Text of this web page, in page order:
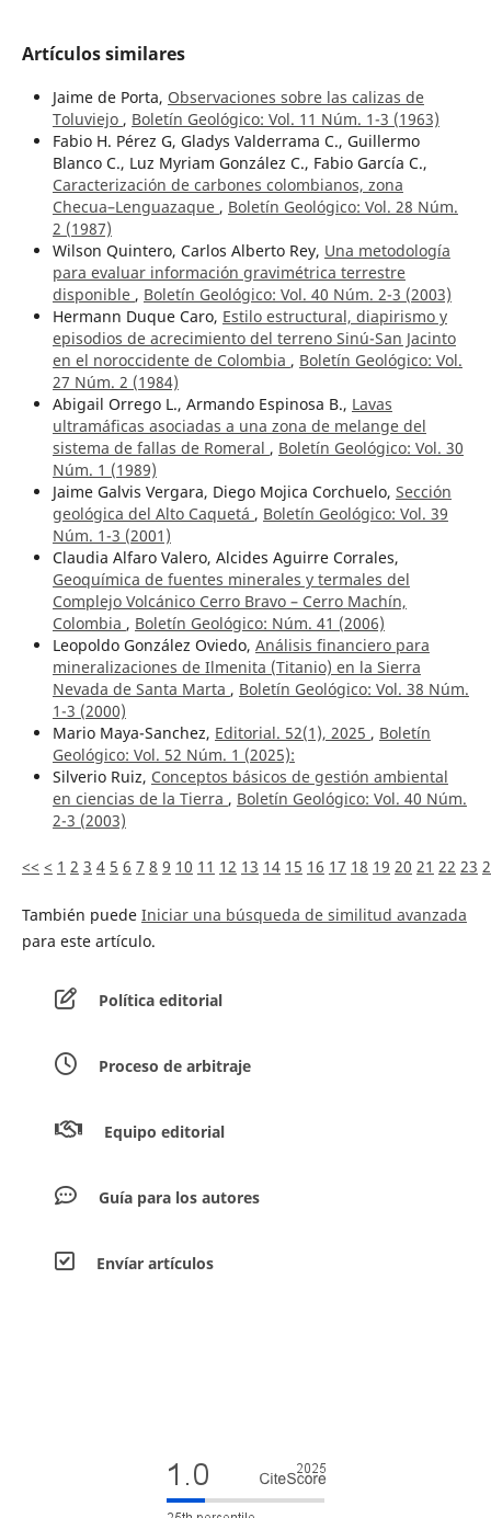
Artículos similares
Jaime de Porta, Observaciones sobre las calizas de
Toluviejo , Boletín Geológico: Vol. 11 Núm. 1-3 (1963)
Fabio H. Pérez G, Gladys Valderrama C., Guillermo
Blanco C., Luz Myriam González C., Fabio García C.,
Caracterización de carbones colombianos, zona
Checua–Lenguazaque , Boletín Geológico: Vol. 28 Núm.
2 (1987)
Wilson Quintero, Carlos Alberto Rey, Una metodología
para evaluar información gravimétrica terrestre
disponible , Boletín Geológico: Vol. 40 Núm. 2-3 (2003)
Hermann Duque Caro, Estilo estructural, diapirismo y
episodios de acrecimiento del terreno Sinú-San Jacinto
en el noroccidente de Colombia , Boletín Geológico: Vol.
27 Núm. 2 (1984)
Abigail Orrego L., Armando Espinosa B., Lavas
ultramáficas asociadas a una zona de melange del
sistema de fallas de Romeral , Boletín Geológico: Vol. 30
Núm. 1 (1989)
Jaime Galvis Vergara, Diego Mojica Corchuelo, Sección
geológica del Alto Caquetá , Boletín Geológico: Vol. 39
Núm. 1-3 (2001)
Claudia Alfaro Valero, Alcides Aguirre Corrales,
Geoquímica de fuentes minerales y termales del
Complejo Volcánico Cerro Bravo – Cerro Machín,
Colombia , Boletín Geológico: Núm. 41 (2006)
Leopoldo González Oviedo, Análisis financiero para
mineralizaciones de Ilmenita (Titanio) en la Sierra
Nevada de Santa Marta , Boletín Geológico: Vol. 38 Núm.
1-3 (2000)
Mario Maya-Sanchez, Editorial. 52(1), 2025 , Boletín
Geológico: Vol. 52 Núm. 1 (2025):
Silverio Ruiz, Conceptos básicos de gestión ambiental
en ciencias de la Tierra , Boletín Geológico: Vol. 40 Núm.
2-3 (2003)
<< < 1 2 3 4 5 6 7 8 9 10 11 12 13 14 15 16 17 18 19 20 21 22 23
También puede Iniciar una búsqueda de similitud avanzada
para este artículo.
Política editorial
Proceso de arbitraje
Equipo editorial
Guía para los autores
Envíar artículos